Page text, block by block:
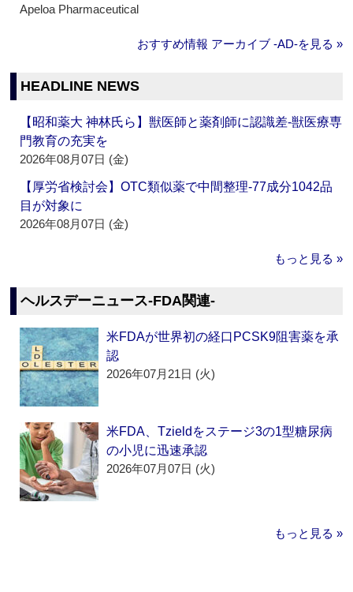
Apeloa Pharmaceutical
おすすめ情報 アーカイブ ‐AD‐を見る »
HEADLINE NEWS
【昭和薬大 神林氏ら】獣医師と薬剤師に認識差‐獣医療専
門教育の充実を
2026年08月07日 (金)
【厚労省検討会】OTC類似薬で中間整理‐77成分1042品
目が対象に
2026年08月07日 (金)
もっと見る »
ヘルスデーニュース‐FDA関連‐
米FDAが世界初の経口PCSK9阻害薬を承
認
2026年07月21日 (火)
米FDA、Tzieldをステージ3の1型糖尿病
の小児に迅速承認
2026年07月07日 (火)
もっと見る »